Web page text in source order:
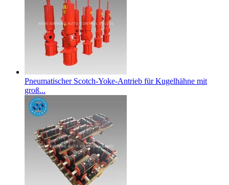
Pneumatischer Scotch-Yoke-Antrieb für Kugelhähne mit
groß...